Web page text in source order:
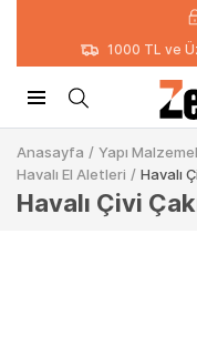
1000 TL ve
Anasayfa / Yapı
Havalı El Aletleri / Havalı
Havalı Çivi